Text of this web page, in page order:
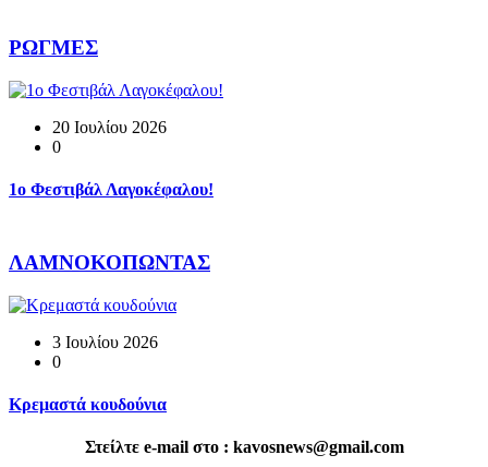
ΡΩΓΜΕΣ
20 Ιουλίου 2026
0
1o Φεστιβάλ Λαγοκέφαλου!
ΛΑΜΝΟΚΟΠΩΝΤΑΣ
3 Ιουλίου 2026
0
Κρεμαστά κουδούνια
Στείλτε e-mail στο : kavosnews@gmail.com